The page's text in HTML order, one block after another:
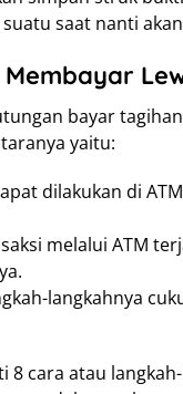
saat nanti
bayar tagihan
yaitu:
dilakukan di
melalui ATM
langkahnya
8 cara atau